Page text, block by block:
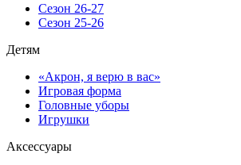
Сезон 26-27
Сезон 25-26
Детям
«Акрон, я верю в вас»
Игровая форма
Головные уборы
Игрушки
Аксессуары